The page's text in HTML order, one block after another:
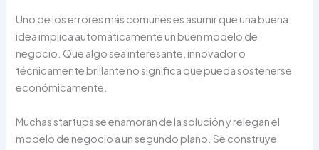
Uno de los errores más comunes es asumir que una buena
idea implica automáticamente un buen modelo de
negocio. Que algo sea interesante, innovador o
técnicamente brillante no significa que pueda sostenerse
económicamente.
Muchas startups se enamoran de la solución y relegan el
modelo de negocio a un segundo plano. Se construye